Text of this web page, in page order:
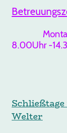
( 26
Montag
8.00Uhr -
Welter